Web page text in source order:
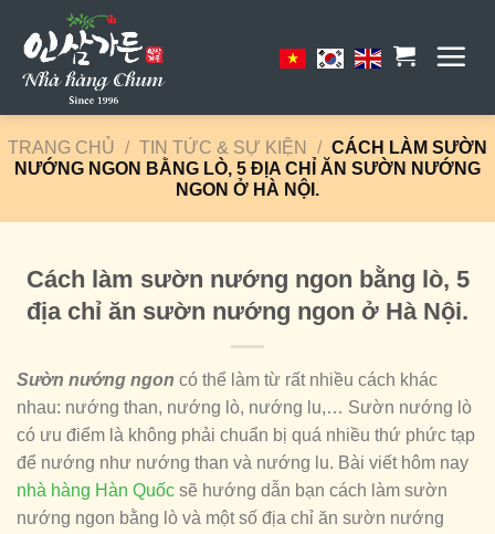
content
TRANG CHỦ / TIN TỨC & SỰ KIỆN / CÁCH LÀM SƯỜN
NƯỚNG NGON BẰNG LÒ, 5 ĐỊA CHỈ ĂN SƯỜN NƯỚNG
NGON Ở HÀ NỘI.
Cách làm sườn nướng ngon bằng lò, 5
địa chỉ ăn sườn nướng ngon ở Hà Nội.
Sườn nướng ngon có thể làm từ rất nhiều cách khác
nhau: nướng than, nướng lò, nướng lu,… Sườn nướng lò
có ưu điểm là không phải chuẩn bị quá nhiều thứ phức tạp
để nướng như nướng than và nướng lu. Bài viết hôm nay
nhà hàng Hàn Quốc sẽ hướng dẫn bạn cách làm sườn
nướng ngon bằng lò và một số địa chỉ ăn sườn nướng